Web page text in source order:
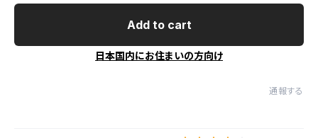
Add to cart
日本国内にお住まいの方向け
通報する